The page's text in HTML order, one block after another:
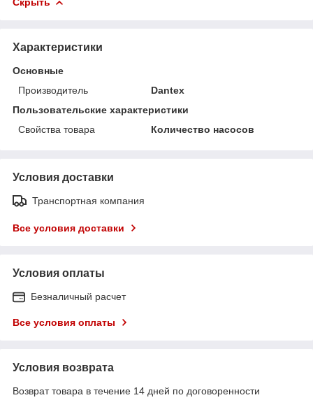
Характеристики
Основные
Производитель
Dantex
Пользовательские характеристики
Свойства товара
Количество насосов
Условия доставки
Транспортная компания
Все условия доставки
Условия оплаты
Безналичный расчет
Все условия оплаты
Условия возврата
Возврат товара в течение 14 дней по договоренности